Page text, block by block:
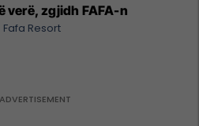
verë, zgjidh FAFA-n
Fafa Resort